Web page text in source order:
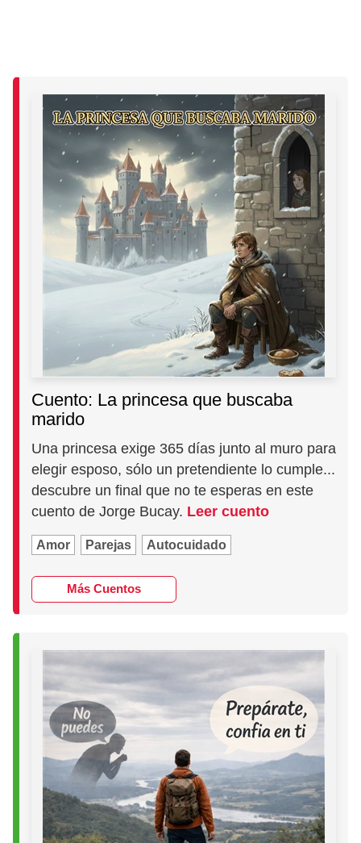
Cuento: La princesa que buscaba
marido
Una princesa exige 365 días junto al muro para
elegir esposo, sólo un pretendiente lo cumple...
descubre un final que no te esperas en este
cuento de Jorge Bucay. Leer cuento
Amor Parejas Autocuidado
Más Cuentos